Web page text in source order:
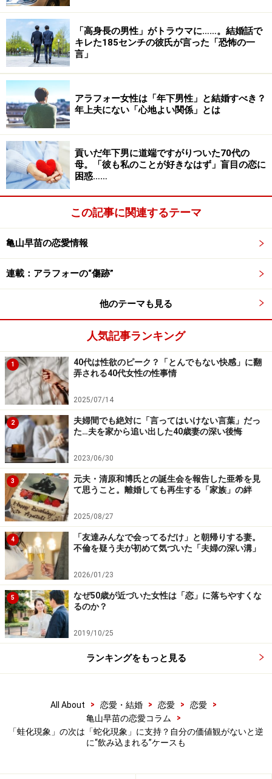
「高身長の男性」がトラウマに……。結婚話で
キレた185センチの彼氏が言った「恐怖の一
言」
アラフォー女性は「年下男性」と結婚すべき？
年上夫にない「心地よい関係」とは
貢いだ年下男に道端ですがりついた70代の
母。「彼も私のことが好きなはず」盲目の恋に
困惑……
この記事に関連するテーマ
亀山早苗の恋愛情報
連載：アラフォーの“傷跡”
他のテーマも見る
人気記事ランキング
1
40代は性欲のピーク？「とんでもない快感」に翻
弄される40代女性の性事情
2025/07/14
2
夫婦間でも絶対に「言ってはいけない言葉」だっ
た…夫を家から追い出した40歳妻の深い後悔
2023/06/30
3
元夫・清原和博氏との誕生会を報告した亜希を見
て思うこと。離婚しても再生する「家族」の絆
2025/08/27
4
「友達みんなで会ってるだけ」と朝帰りする妻。
不倫を疑う夫が初めて気づいた「夫婦の深い溝」
2026/01/23
5
なぜ50歳が近づいた女性は「恋」に落ちやすくな
るのか？
2019/10/25
ランキングをもっと見る
All About > 恋愛・結婚 > 恋愛 > 恋愛
>
亀山早苗の恋愛コラム
>
「蛙化現象」の次は「蛇化現象」に支持？自分の価値観がないと逆
に“飲み込まれる”ケースも